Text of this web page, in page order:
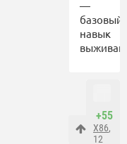
—
базовый
навык
+55
X86,
12